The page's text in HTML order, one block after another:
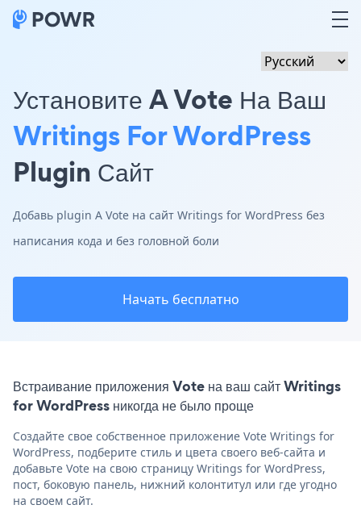
Установите A Vote На Ваш
Writings For WordPress
Plugin Сайт
Добавь plugin A Vote на сайт Writings for WordPress без
написания кода и без головной боли
Начать бесплатно
Встраивание приложения Vote на ваш сайт Writings
for WordPress никогда не было проще
Создайте свое собственное приложение Vote Writings for
WordPress, подберите стиль и цвета своего веб-сайта и
добавьте Vote на свою страницу Writings for WordPress,
пост, боковую панель, нижний колонтитул или где угодно
на своем сайт.